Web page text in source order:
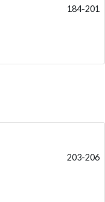
184-201
203-206